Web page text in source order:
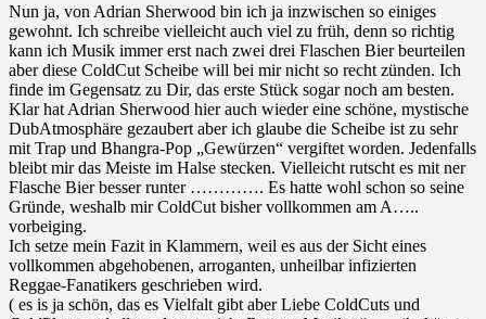
Nun ja, von Adrian Sherwood bin ich ja inzwischen so einiges
gewohnt. Ich schreibe vielleicht auch viel zu früh, denn so richtig
kann ich Musik immer erst nach zwei drei Flaschen Bier beurteilen
aber diese ColdCut Scheibe will bei mir nicht so recht zünden. Ich
finde im Gegensatz zu Dir, das erste Stück sogar noch am besten.
Klar hat Adrian Sherwood hier auch wieder eine schöne, mystische
DubAtmosphäre gezaubert aber ich glaube die Scheibe ist zu sehr
mit Trap und Bhangra-Pop „Gewürzen“ vergiftet worden. Jedenfalls
bleibt mir das Meiste im Halse stecken. Vielleicht rutscht es mit ner
Flasche Bier besser runter …………. Es hatte wohl schon so seine
Gründe, weshalb mir ColdCut bisher vollkommen am A…..
vorbeiging.
Ich setze mein Fazit in Klammern, weil es aus der Sicht eines
vollkommen abgehobenen, arroganten, unheilbar infizierten
Reggae-Fanatikers geschrieben wird.
( es is ja schön, das es Vielfalt gibt aber Liebe ColdCuts und